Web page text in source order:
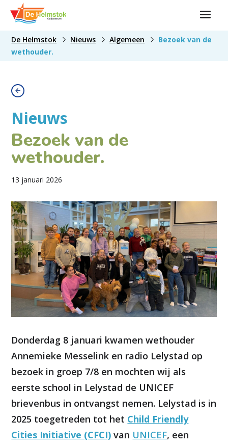
De Helmstok Nieuws Algemeen
Bezoek van de
wethouder.
Nieuws
Bezoek van de
wethouder.
13 januari 2026
Donderdag 8 januari kwamen wethouder
Annemieke Messelink en radio Lelystad op
bezoek in groep 7/8 en mochten wij als
eerste school in Lelystad de UNICEF
brievenbus in ontvangst nemen. Lelystad is in
2025 toegetreden tot het Child Friendly
Cities Initiative (CFCI) van UNICEF, een